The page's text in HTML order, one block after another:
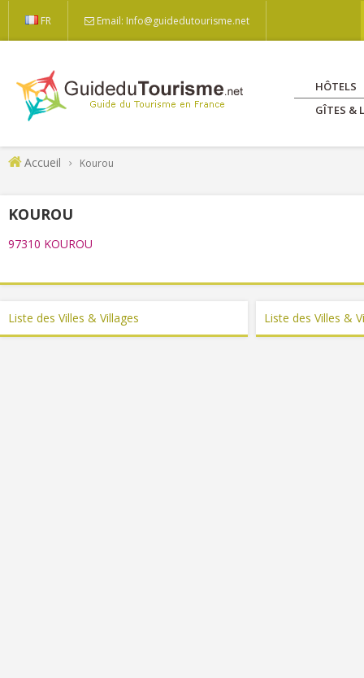
FR Email: Info@guidedutourisme.net
HÔTELS
GÎTES &
Accueil Kourou
KOUROU
97310 KOUROU
Liste des Villes & Villages Liste des Villes &